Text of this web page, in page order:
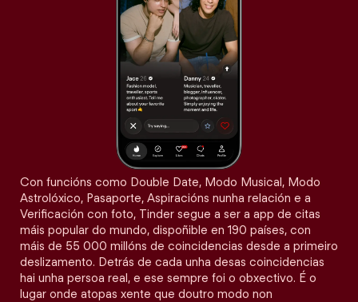
Con funcións como Double Date, Modo Musical, Modo
Astrolóxico, Pasaporte, Aspiracións nunha relación e a
Verificación con foto, Tinder segue a ser a app de citas
máis popular do mundo, dispoñible en 190 países, con
máis de 55 000 millóns de coincidencias desde a primeiro
deslizamento. Detrás de cada unha desas coincidencias
hai unha persoa real, e ese sempre foi o obxectivo. É o
lugar onde atopas xente que doutro modo non